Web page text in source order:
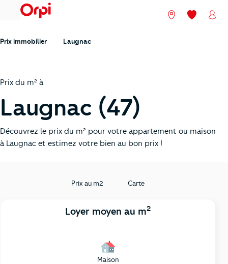
menu Nos agences
Mes
Prix immobilier Laugnac
Prix du m² à
Laugnac (47)
Découvrez le prix du m² pour votre appartement ou maison
à Laugnac et estimez votre bien au bon prix !
Prix au m2 Carte
Loyer moyen au m2
Maison